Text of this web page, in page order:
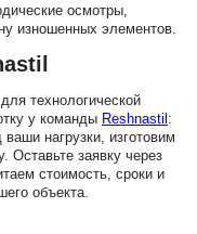
осмотры,
изношенных элементов.
технологической
у команды Reshnastil :
нагрузки, изготовим
Оставьте заявку через
стоимость, сроки и
объекта.